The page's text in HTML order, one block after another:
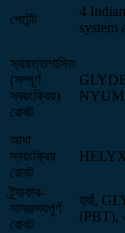
পেটেন্ট
4
system
স্বায়ত্তশাসিত
(সম্পূর্ণ
স্বয়ংক্রিয়)
রোবট
আধা
স্বয়ংক্রিয়
রোবট
HELYX
ট্র্যাকার-
সামঞ্জস্যপূর্ণ
রোবট
হ্যাঁ,
(PBT),